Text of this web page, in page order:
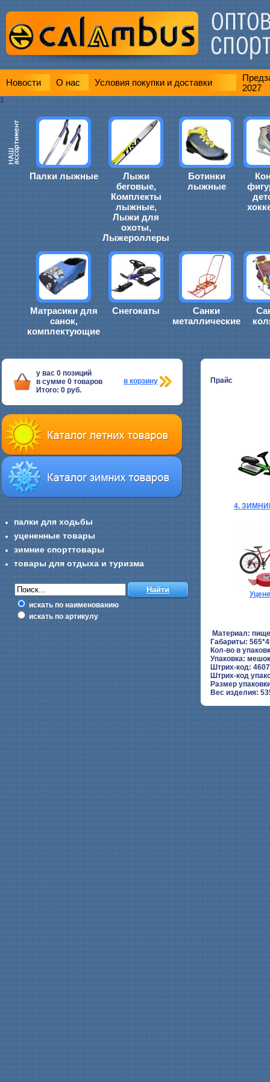
Новости О нас Условия покупки и доставки
2027
1
Палки лыжные
Лыжи
беговые,
Комплекты
лыжные,
Лыжи для
охоты,
Лыжероллеры
Ботинки
лыжные
Матрасики для
санок,
комплектующие
Снегокаты
Санки
металлические
у вас 0 позиций
в сумме 0 товаров
Итого: 0 руб.
в корзину
палки для ходьбы
уцененные товары
зимние спорттовары
товары для отдыха и туризма
искать по наименованию
искать по артикулу
Прайс
4.
Материал:
Габариты:
Кол-во в
Упаковка:
Штрих-код:
Штрих-код
Размер
Вес изделия: